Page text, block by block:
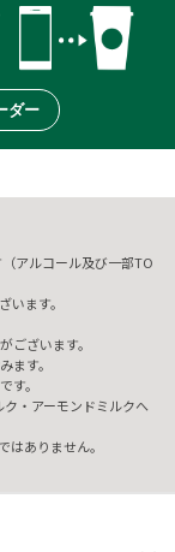
ダー
アルコール及び一部TO
ます。
ございます。
ます。
す。
・アーモンドミルクへ
はありません。